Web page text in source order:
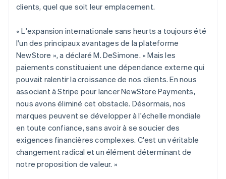
clients, quel que soit leur emplacement.
« L'expansion internationale sans heurts a toujours été
l'un des principaux avantages de la plateforme
NewStore », a déclaré M. DeSimone. « Mais les
paiements constituaient une dépendance externe qui
pouvait ralentir la croissance de nos clients. En nous
associant à Stripe pour lancer NewStore Payments,
nous avons éliminé cet obstacle. Désormais, nos
marques peuvent se développer à l'échelle mondiale
en toute confiance, sans avoir à se soucier des
exigences financières complexes. C'est un véritable
changement radical et un élément déterminant de
notre proposition de valeur. »